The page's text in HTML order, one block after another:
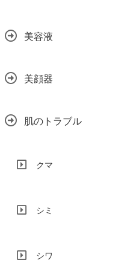
美容液
美顔器
肌のトラブル
クマ
シミ
シワ